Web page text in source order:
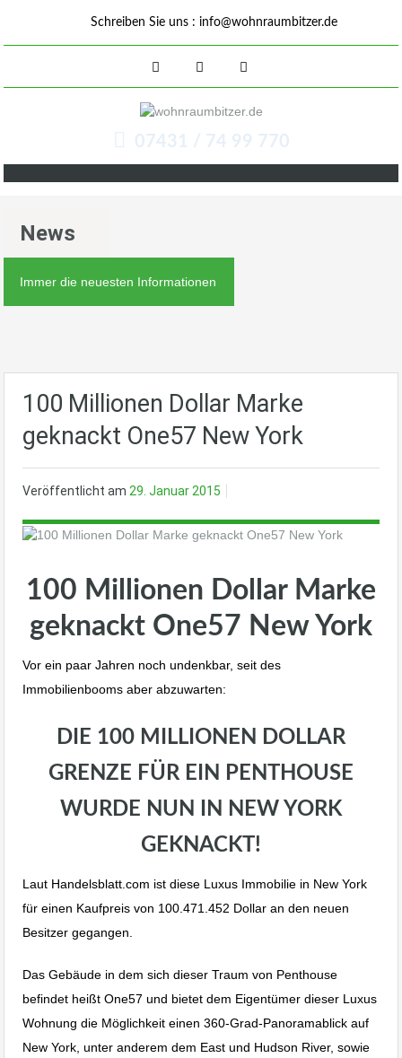
Schreiben Sie uns : info@wohnraumbitzer.de
07431 / 74 99 770
News
Immer die neuesten Informationen
100 Millionen Dollar Marke
geknackt One57 New York
Veröffentlicht am 29. Januar 2015
100 Millionen Dollar Marke
geknackt One57 New York
Vor ein paar Jahren noch undenkbar, seit des
Immobilienbooms aber abzuwarten:
DIE 100 MILLIONEN DOLLAR
GRENZE FÜR EIN PENTHOUSE
WURDE NUN IN NEW YORK
GEKNACKT!
Laut Handelsblatt.com ist diese Luxus Immobilie in New York
für einen Kaufpreis von 100.471.452 Dollar an den neuen
Besitzer gegangen.
Das Gebäude in dem sich dieser Traum von Penthouse
befindet heißt One57 und bietet dem Eigentümer dieser Luxus
Wohnung die Möglichkeit einen 360-Grad-Panoramablick auf
New York, unter anderem dem East und Hudson River, sowie